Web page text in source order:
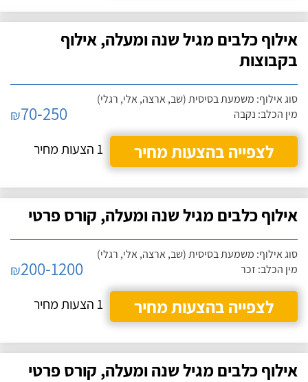
אילוף כלבים מגיל שנה ומעלה, אילוף
בקבוצות
סוג אילוף: משמעת בסיסית (שב, ארצה, אלי, רגלי)
מין הכלב: נקבה
₪70-250
לצפייה בהצעות מחיר
1 הצעות מחיר
אילוף כלבים מגיל שנה ומעלה, קורס פרטי
סוג אילוף: משמעת בסיסית (שב, ארצה, אלי, רגלי)
מין הכלב: זכר
₪200-1200
לצפייה בהצעות מחיר
1 הצעות מחיר
אילוף כלבים מגיל שנה ומעלה, קורס פרטי